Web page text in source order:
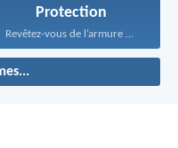
Protection
Revêtez-vous de l’armure de...